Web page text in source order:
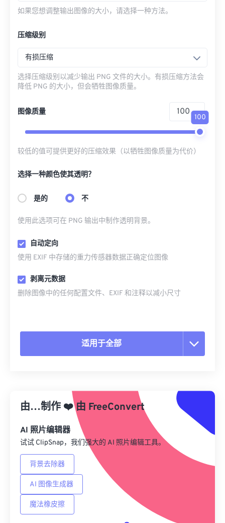
如果您想调整输出图像的大小，请选择一种方法。
压缩级别
有损压缩
选择压缩级别以减少输出 PNG 文件的大小。有损压缩方法会
降低 PNG 的大小，但会牺牲图像质量。
图像质量
100
较低的值可提供更好的压缩效果（以牺牲图像质量为代价）
选择一种颜色使其透明？
是的 不
使用此选项可在 PNG 输出中制作透明背景。
自动定向
使用 EXIF 中存储的重力传感器数据正确定位图像
剥离元数据
删除图像中的任何配置文件、EXIF 和注释以减小尺寸
适用于全部
从预设应用
另存为预设
由…制作 ❤️由 FreeConvert
AI 照片编辑器
试试 ClipSnap，我们强大的 AI 照片编辑工具。
背景去除器
AI 图像生成器
魔法橡皮擦